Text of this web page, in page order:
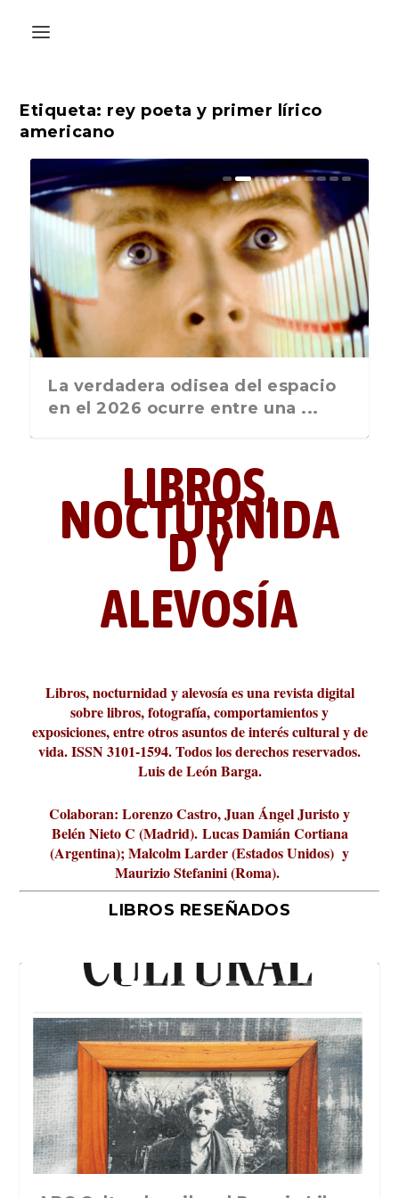
Etiqueta: rey poeta y primer lírico
americano
La última postal de la temporada
nos recuerda que nos vamos ...
La verdadera odisea del espacio
en el 2026 ocurre entre una ...
Liber 2026 al Fomento de la Le...
Revista Cultural Turia, númer...
10.000 pasos al día? Lo que d...
paisajística del mar de Sicil...
París
metafísicos de la novela ne...
LIBROS,
NOCTURNIDA
D Y
ALEVOSÍA
Libros, nocturnidad y alevosía es una revista digital
sobre libros, fotografía, comportamientos y
exposiciones, entre otros asuntos de interés cultural y de
vida. ISSN 3101-1594. Todos los derechos reservados.
Luis de León Barga.
Colaboran: Lorenzo Castro, Juan Ángel Juristo y
Belén Nieto C (Madrid). Lucas Damián Cortiana
(Argentina); Malcolm Larder (Estados Unidos) y
Maurizio Stefanini (Roma).
LIBROS RESEÑADOS